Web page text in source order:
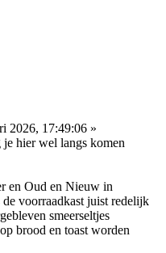
2026, 17:49:06 »
hier wel langs komen
en Oud en Nieuw in
voorraadkast juist redelijk
smeerseltjes
brood en toast worden